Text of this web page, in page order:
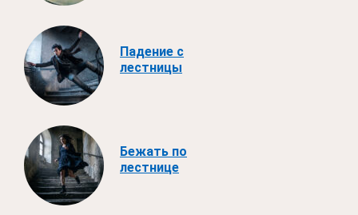
Падение с
лестницы
Бежать по
лестнице